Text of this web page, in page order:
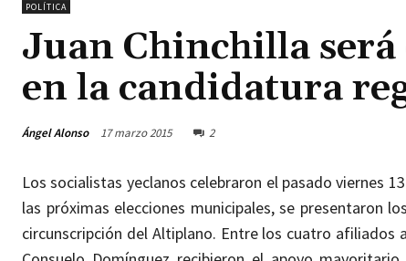
POLÍTICA
Juan Chinchilla
en la candidatura
Ángel Alonso 17 marzo 2015 2
Los socialistas yeclanos celebraron el pasado viernes
las próximas elecciones municipales, se presentaron
circunscripción del Altiplano. Entre los cuatro afiliados